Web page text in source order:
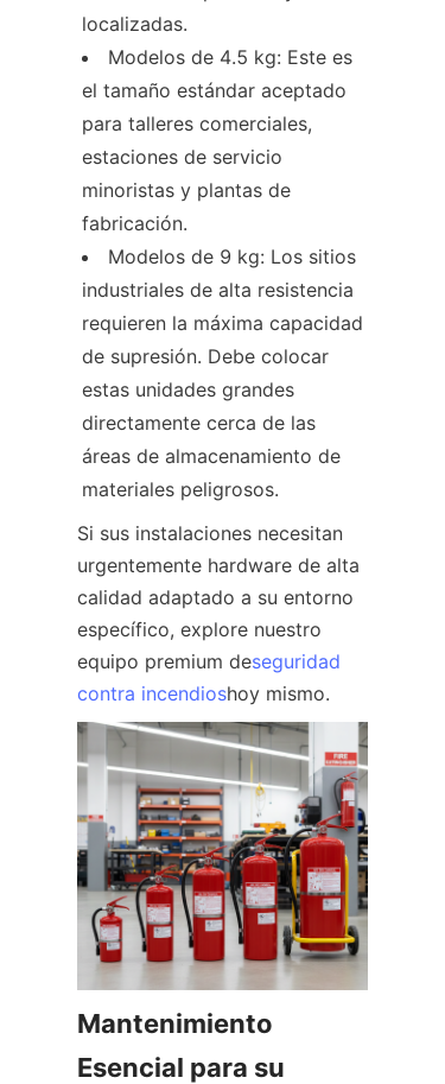
localizadas.
Modelos de 4.5 kg: Este es
el tamaño estándar aceptado
para talleres comerciales,
estaciones de servicio
minoristas y plantas de
fabricación.
Modelos de 9 kg: Los sitios
industriales de alta resistencia
requieren la máxima capacidad
de supresión. Debe colocar
estas unidades grandes
directamente cerca de las
áreas de almacenamiento de
materiales peligrosos.
Si sus instalaciones necesitan
urgentemente hardware de alta
calidad adaptado a su entorno
específico, explore nuestro
equipo premium deseguridad
contra incendioshoy mismo.
Mantenimiento
Esencial para su